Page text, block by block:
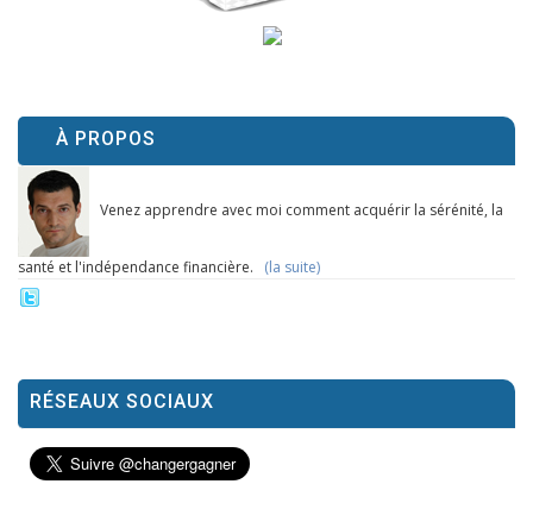
À PROPOS
Venez apprendre avec moi comment acquérir la sérénité, la
santé et l'indépendance financière. (la suite)
RÉSEAUX SOCIAUX